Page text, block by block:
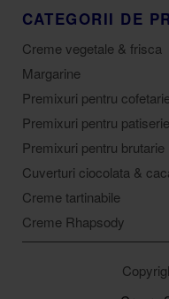
CATEGORII DE
Creme vegetale & frisca
Margarine
Premixuri pentru
Premixuri pentru patiserie
Premixuri pentru brutarie
Cuverturi ciocolata &
Creme tartinabile
Creme Rhapsody